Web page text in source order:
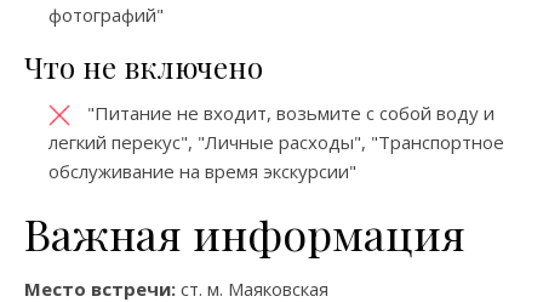
фотографий"
Что не включено
"Питание не входит, возьмите с собой воду и
легкий перекус", "Личные расходы", "Транспортное
обслуживание на время экскурсии"
Важная информация
Место встречи: ст. м. Маяковская